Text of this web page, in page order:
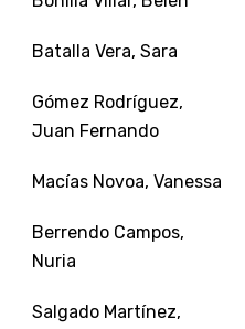
Batalla Vera, Sara
Gómez Rodríguez,
Juan Fernando
Macías Novoa, Vanessa
Berrendo Campos,
Nuria
Salgado Martínez,